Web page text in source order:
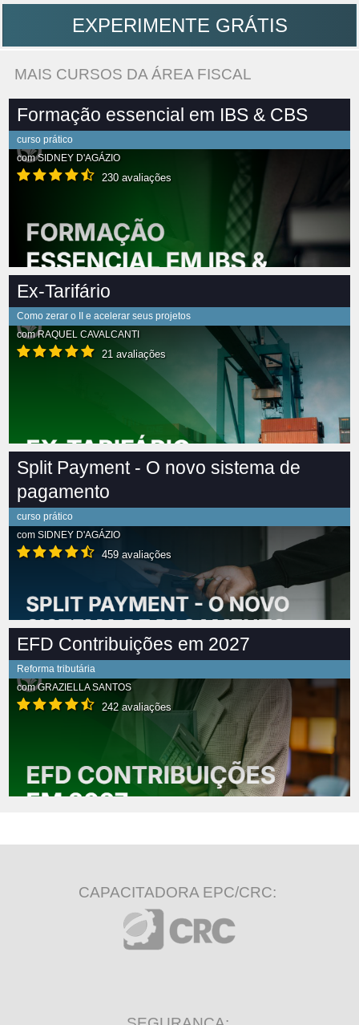
EXPERIMENTE GRÁTIS
MAIS CURSOS DA ÁREA FISCAL
Formação essencial em IBS & CBS
curso prático
comSIDNEY D'AGÁZIO
230 avaliações
Ex-Tarifário
Como zerar o II e acelerar seus projetos
comRAQUEL CAVALCANTI
21 avaliações
Split Payment - O novo sistema de
pagamento
curso prático
com SIDNEY D'AGÁZIO
459 avaliações
EFD Contribuições em 2027
Reforma tributária
comGRAZIELLA SANTOS
242 avaliações
CAPACITADORA EPC/CRC: